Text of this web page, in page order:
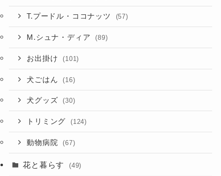
T.プードル・ココナッツ (57)
M.シュナ・ディア (89)
お出掛け (101)
犬ごはん (16)
犬グッズ (30)
トリミング (124)
動物病院 (67)
花と暮らす (49)